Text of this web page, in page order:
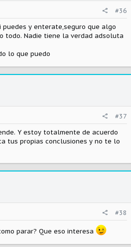
#36
puedes y enterate,seguro que algo
todo. Nadie tiene la verdad adsoluta
lo que puedo
#37
Y estoy totalmente de acuerdo
tus propias conclusiones y no te lo
#38
parar? Que eso interesa